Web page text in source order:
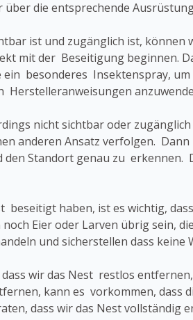
über die entsprechende
ist und zugänglich ist, können
mit der Beseitigung beginnen.
besonderes Insektenspray,
Herstelleranweisungen
nicht sichtbar oder
anderen Ansatz verfolgen.
den Standort genau zu
beseitigt haben, ist es wichtig,
Eier oder Larven übrig sein,
und sicherstellen dass keine
dass wir das Nest restlos
kann es vorkommen, dass
dass wir das Nest vollständig